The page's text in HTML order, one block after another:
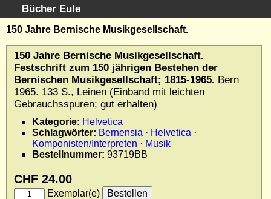
Bücher Eule
Schnellsuche:
Startseite
Erweiterte Suche
Kundenservice
Kontakt
Kategorien
Schlagwörter
Gesamtbestand
Kataloge
Allgemeine Geschäftsbedingungen
150 Jahre Bernische Musikgesellschaft.
150 Jahre Bernische Musikgesellschaft.
Festschrift zum 150 jährigen Bestehen der
Bernischen Musikgesellschaft; 1815-1965. Bern
1965. 133 S., Leinen (Einband mit leichten
Gebrauchsspuren; gut erhalten)
Kategorie: Helvetica
Schlagwörter: Bernensia · Helvetica ·
Komponisten/Interpreten · Musik
Bestellnummer: 93719BB
CHF 24.00
Exemplar(e)